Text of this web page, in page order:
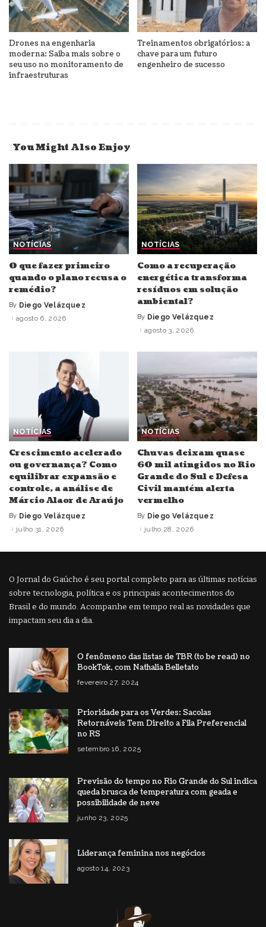
Drones na engenharia
moderna: Saiba mais sobre o
seu uso no monitoramento de
infraestruturas
Treinamentos obrigatórios: a
chave para um futuro
engenheiro de sucesso
You Might Also Enjoy
NOTÍCIAS
O que fazer primeiro
quando o plano recusa o
remédio?
Posted
by
By Diego Velázquez
agosto 6, 2026
NOTÍCIAS
Como a recuperação
energética transforma
resíduos em solução
ambiental?
Posted
by
By Diego Velázquez
agosto 3, 2026
NOTÍCIAS
Crescimento acelerado
ou governança? Como
equilibrar expansão e
controle, a análise de
Márcio Alaor de Araújo
Posted
by
By Diego Velázquez
julho 31, 2026
NOTÍCIAS
Chuvas deixam quase
60 mil atingidos no Rio
Grande do Sul e Defesa
Civil mantém alerta
vermelho
Posted
by
By Diego Velázquez
julho 28, 2026
O Jornal do Gaúcho é seu portal completo para as últimas notícias
sobre tecnologia, política e os principais acontecimentos do
Brasil e do mundo. Acompanhe em tempo real as novidades que
impactam seu dia a dia.
O fenômeno das listas de TBR (to be read) no
BookTok, com Nathalia Belletato
fevereiro 27, 2024
Prioridade para os Verdes: Sacolas
Retornáveis Tem Direito a Fila Preferencial
no RS
setembro 16, 2025
Previsão do tempo no Rio Grande do Sul indica
queda brusca de temperatura com geada e
possibilidade de neve
junho 23, 2025
Liderança feminina nos negócios
agosto 14, 2023